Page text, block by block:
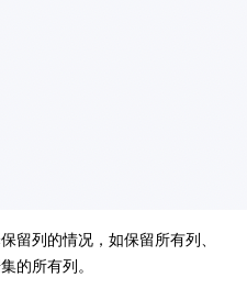
留列的情况，如保留所有列、
的所有列。